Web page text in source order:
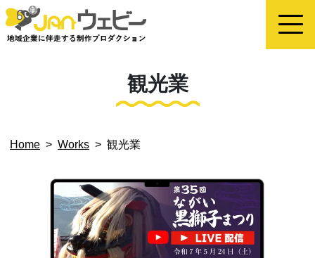
観光業
Home > Works > 観光業